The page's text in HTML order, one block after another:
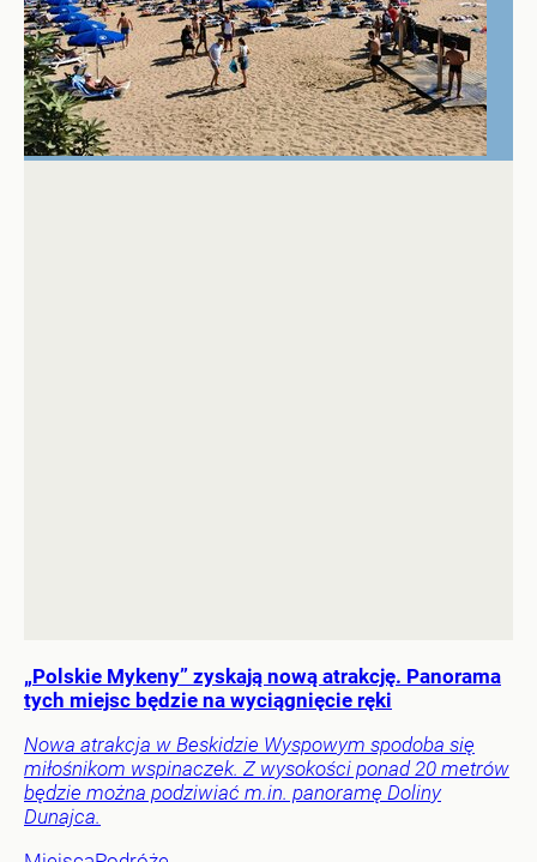
„Polskie Mykeny” zyskają nową atrakcję. Panorama
tych miejsc będzie na wyciągnięcie ręki
Nowa atrakcja w Beskidzie Wyspowym spodoba się
miłośnikom wspinaczek. Z wysokości ponad 20 metrów
będzie można podziwiać m.in. panoramę Doliny
Dunajca.